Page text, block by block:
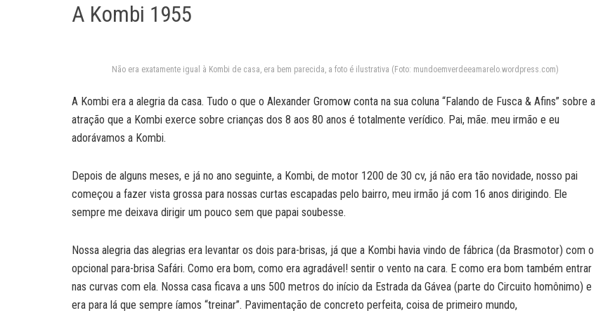
A Kombi 1955
Não era exatamente igual à Kombi de casa, era bem parecida, a foto é ilustrativa (Foto: mundoemverdeeamarelo.wordpress.com)
A Kombi era a alegria da casa. Tudo o que o Alexander Gromow conta na sua coluna “Falando de Fusca & Afins” sobre a
atração que a Kombi exerce sobre crianças dos 8 aos 80 anos é totalmente verídico. Pai, mãe. meu irmão e eu
adorávamos a Kombi.
Depois de alguns meses, e já no ano seguinte, a Kombi, de motor 1200 de 30 cv, já não era tão novidade, nosso pai
começou a fazer vista grossa para nossas curtas escapadas pelo bairro, meu irmão já com 16 anos dirigindo. Ele
sempre me deixava dirigir um pouco sem que papai soubesse.
Nossa alegria das alegrias era levantar os dois para-brisas, já que a Kombi havia vindo de fábrica (da Brasmotor) com o
opcional para-brisa Safári. Como era bom, como era agradável! sentir o vento na cara. E como era bom também entrar
nas curvas com ela. Nossa casa ficava a uns 500 metros do início da Estrada da Gávea (parte do Circuito homônimo) e
era para lá que sempre íamos “treinar”. Pavimentação de concreto perfeita, coisa de primeiro mundo,